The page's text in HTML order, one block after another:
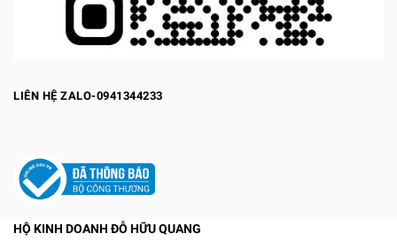
LIÊN HỆ ZALO-0941344233
HỘ KINH DOANH ĐỖ HỮU QUANG